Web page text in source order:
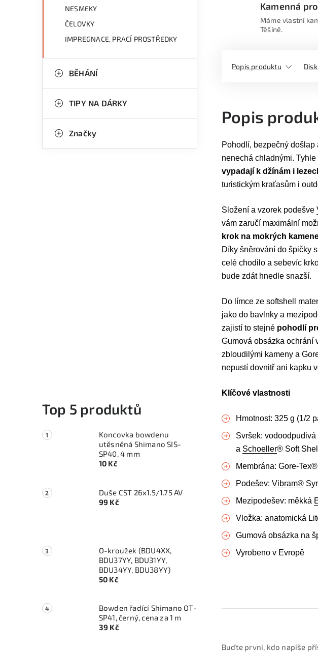
NESMEKY
ČELOVKY
IMPREGNACE, PRACÍ PROSTŘEDKY
BĚHÁNÍ
TIPY NA DÁRKY
Značky
Top 5 produktů
Koncovka bowdenu
utěsněná Shimano SIS-
SP40, 4 mm
10 Kč
Duše CST 26x1.5/1.75 AV
99 Kč
O-kroužek (BDU4XX,
BDU37YY, BDU31YY,
BDU34YY, BDU38YY)
50 Kč
Bowden řadící Shimano OT-
SP41, černý, cena za 1 m
39 Kč
Kamenná
Máme vlastní
Těšíně.
Popis produktu
Popis
Pohodlí, bezpečný došlap
nenechá chladnými.
vypadají k džínám i
turistickým kraťasům i
Složení a vzorek podešve
vám zaručí maximální
krok na mokrých
Díky šněrování do špičky
celé chodilo a sebevíc
bude zdát hnedle snazší.
Do límce ze softshell
jako do bavlnky a
zajistí to stejné pohodlí
Gumová obsázka ochrání
zbloudilými kameny a
nepustí dovnitř ani kapku
Klíčové vlastnosti
Hmotnost: 325 g (1/2
Svršek: vodoodpudivá
a Schoeller® Soft Shell
Membrána: Gore-
Podešev: Vibram®
Mezipodešev: měkká
Vložka: anatomická
Gumová obsázka na
Vyrobeno v Evropě
Buďte první, kdo napíše